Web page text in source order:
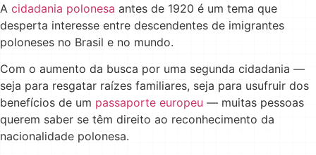
A cidadania polonesa antes de 1920 é um tema que
desperta interesse entre descendentes de imigrantes
poloneses no Brasil e no mundo.
Com o aumento da busca por uma segunda cidadania —
seja para resgatar raízes familiares, seja para usufruir dos
benefícios de um passaporte europeu — muitas pessoas
querem saber se têm direito ao reconhecimento da
nacionalidade polonesa.